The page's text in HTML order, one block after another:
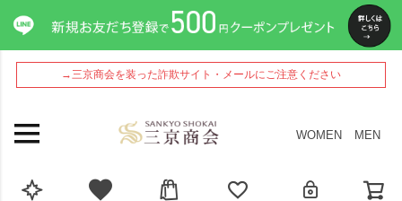
→三京商会を装った詐欺サイト・メールにご注意ください
WOMEN MEN